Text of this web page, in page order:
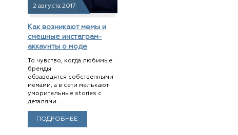
2 августа 2017
Как возникают мемы и
смешные инстаграм-
аккаунты о моде
То чувство, когда любимые
бренды
обзаводятся собственными
мемами, а в сети мелькают
уморительные stories с
деталями ...
ПОДРОБНЕЕ